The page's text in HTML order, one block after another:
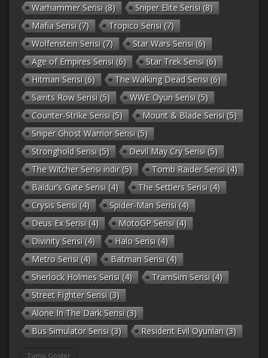
Warhammer Serisi (8) Sniper Elite Serisi (8)
Mafia Serisi (7) Tropico Serisi (7)
Wolfenstein Serisi (7) Star Wars Serisi (6)
Age of Empires Serisi (6) Star Trek Serisi (6)
Hitman Serisi (6) The Walking Dead Serisi (6)
Saints Row Serisi (5) WWE Oyun Serisi (5)
Counter-Strike Serisi (5) Mount & Blade Serisi (5)
Sniper Ghost Warrior Serisi (5)
Stronghold Serisi (5) Devil May Cry Serisi (5)
The Witcher Serisi indir(5) Tomb Raider Serisi (4)
Baldur’s Gate Serisi (4) The Settlers Serisi (4)
Crysis Serisi (4) Spider-Man Serisi (4)
Deus Ex Serisi (4) MotoGP Serisi (4)
Divinity Serisi (4) Halo Serisi (4)
Metro Serisi (4) Batman Serisi (4)
Sherlock Holmes Serisi (4) TramSim Serisi (4)
Street Fighter Serisi (3)
Alone In The Dark Serisi (3)
Bus Simulator Serisi (3) Resident Evil Oyunları (3)
Tümü Göster